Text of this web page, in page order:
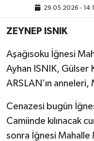
29.05.2026 -
ZEYNEP ISNIK
Aşağısoku İğnesi
Ayhan ISNIK, Gülser
ARSLAN’ın anneleri,
Cenazesi bugün
Camiinde kılınacak
sonra İğnesi Mahalle